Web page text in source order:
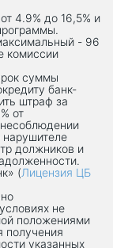
4.9% до 16,5% и
- 96
комиссии
суммы
банк-
штраф за
от
нарушителе
должников и
(Лицензия ЦБ
не
положениями
получения
указанных